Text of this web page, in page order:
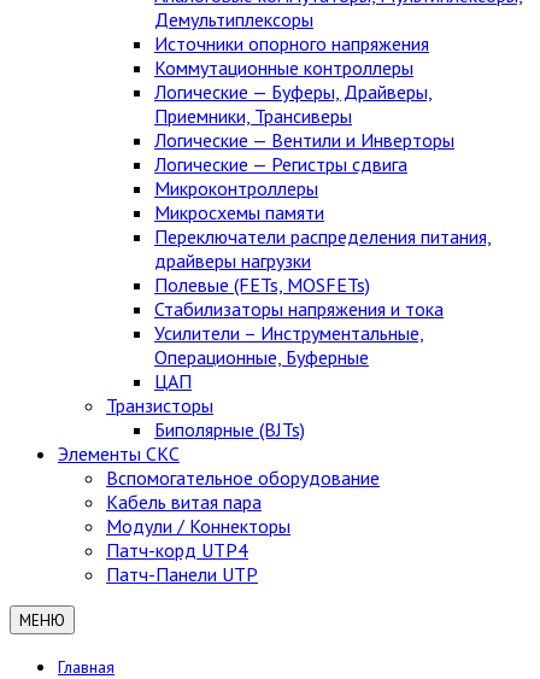
Демультиплексоры
Источники опорного напряжения
Коммутационные контроллеры
Логические — Буферы, Драйверы,
Приемники, Трансиверы
Логические — Вентили и Инверторы
Логические — Регистры сдвига
Микроконтроллеры
Микросхемы памяти
Переключатели распределения питания,
драйверы нагрузки
Полевые (FETs, MOSFETs)
Стабилизаторы напряжения и тока
Усилители – Инструментальные,
Операционные, Буферные
ЦАП
Транзисторы
Биполярные (BJTs)
Элементы СКС
Вспомогательное оборудование
Кабель витая пара
Модули / Коннекторы
Патч-корд UTP4
Патч-Панели UTP
МЕНЮ
Главная